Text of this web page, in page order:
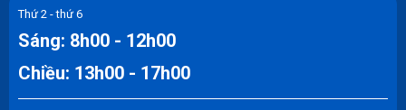
Thứ 2 - thứ 6
Sáng: 8h00 - 12h00
Chiều: 13h00 - 17h00